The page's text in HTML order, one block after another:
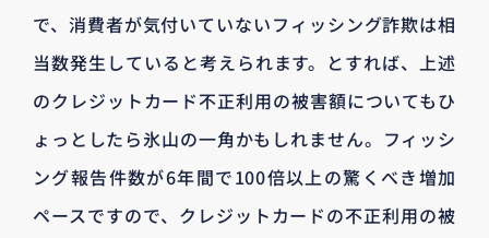
で、消費者が気付いていないフィッシング詐欺は相
当数発生していると考えられます。とすれば、上述
のクレジットカード不正利用の被害額についてもひ
ょっとしたら氷山の一角かもしれません。フィッシ
ング報告件数が6年間で100倍以上の驚くべき増加
ペースですので、クレジットカードの不正利用の被